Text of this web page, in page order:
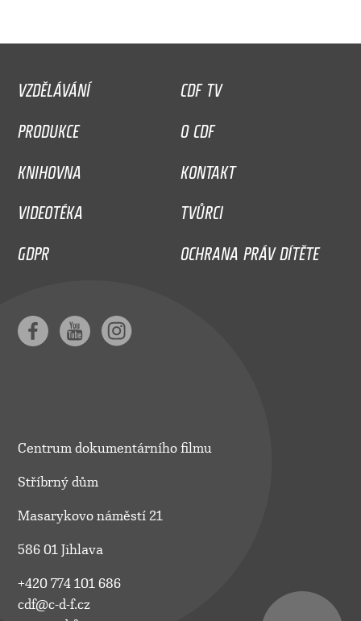
VZDĚLÁVÁNÍ
CDF TV
PRODUKCE
O CDF
KNIHOVNA
KONTAKT
VIDEOTÉKA
TVŮRCI
GDPR
OCHRANA PRÁV DÍTĚTE
Centrum dokumentárního filmu
Stříbrný dům
Masarykovo náměstí 21
586 01 Jihlava
+420 774 101 686
cdf@c-d-f.cz